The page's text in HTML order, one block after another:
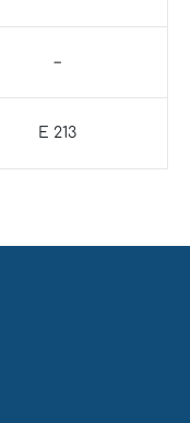
–
E 213